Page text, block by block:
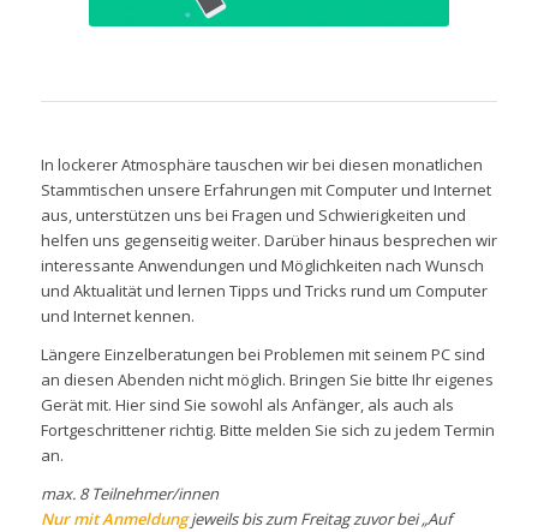
In lockerer Atmosphäre tauschen wir bei diesen monatlichen
Stammtischen unsere Erfahrungen mit Computer und Internet
aus, unterstützen uns bei Fragen und Schwierigkeiten und
helfen uns gegenseitig weiter. Darüber hinaus besprechen wir
interessante Anwendungen und Möglichkeiten nach Wunsch
und Aktualität und lernen Tipps und Tricks rund um Computer
und Internet kennen.
Längere Einzelberatungen bei Problemen mit seinem PC sind
an diesen Abenden nicht möglich. Bringen Sie bitte Ihr eigenes
Gerät mit. Hier sind Sie sowohl als Anfänger, als auch als
Fortgeschrittener richtig. Bitte melden Sie sich zu jedem Termin
an.
max. 8 Teilnehmer/innen
Nur mit Anmeldungjeweils bis zum Freitag zuvor bei „Auf